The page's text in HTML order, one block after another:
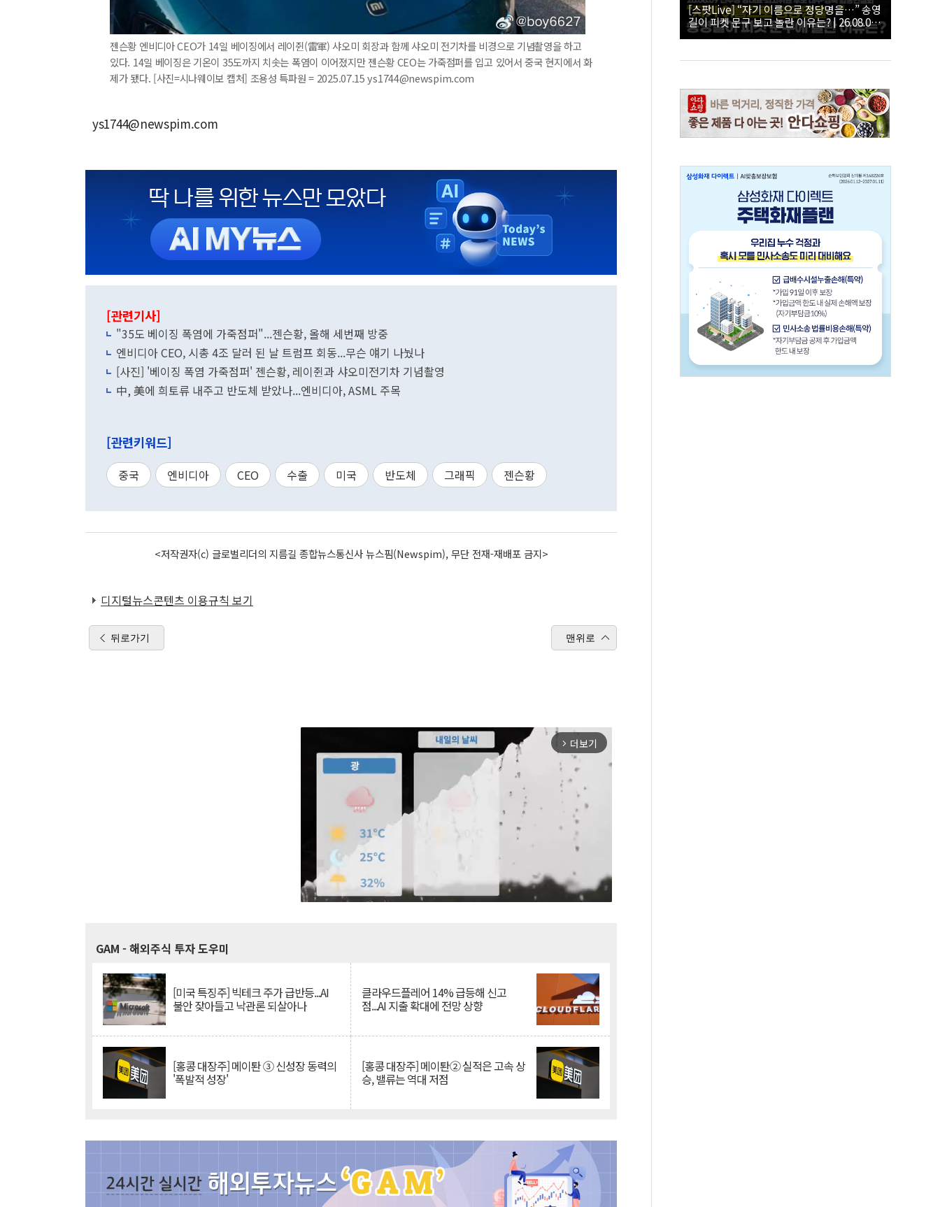
젠슨황 엔비디아 CEO가 14일 베이징에서 레이쥔(雷軍) 샤오미 회장과 함께 샤오미 전기차를 비경으로 기념촬영을 하고
있다. 14일 베이징은 기온이 35도까지 치솟는 폭염이 이어졌지만 젠슨황 CEO는 가죽점퍼를 입고 있어서 중국 현지에서 화
제가 됐다. [사진=시나웨이보 캡처] 조용성 특파원 = 2025.07.15 ys1744@newspim.com
ys1744@newspim.com
[관련기사]
"35도 베이징 폭염에 가죽점퍼"...젠슨황, 올해 세번째 방중
엔비디아 CEO, 시총 4조 달러 된 날 트럼프 회동...무슨 얘기 나눴나
[사진] '베이징 폭염 가죽점퍼' 젠슨황, 레이쥔과 샤오미전기차 기념촬영
中, 美에 희토류 내주고 반도체 받았나...엔비디아, ASML 주목
[관련키워드]
중국 엔비디아 CEO 수출 미국 반도체 그래픽 젠슨황
<저작권자(c) 글로벌리더의 지름길 종합뉴스통신사 뉴스핌(Newspim), 무단 전재-재배포 금지>
디지털뉴스콘텐츠 이용규칙 보기
뒤로가기 맨위로
arrow_forward_ios 더보기
GAM - 해외주식 투자 도우미
[미국 특징주] 빅테크 주가 급반등...AI
불안 잦아들고 낙관론 되살아나
클라우드플레어 14% 급등해 신고
점...AI 지출 확대에 전망 상향
[홍콩 대장주] 메이퇀 ③ 신성장 동력의
'폭발적 성장'
[홍콩 대장주] 메이퇀② 실적은 고속 상
승, 밸류는 역대 저점
[스팟Live] “자기 이름으로 정당명을…” 송영
길이 피켓 문구 보고 놀란 이유는? | 26.08.09
더불어민주당 당대표·최고위원 후보 대구·경